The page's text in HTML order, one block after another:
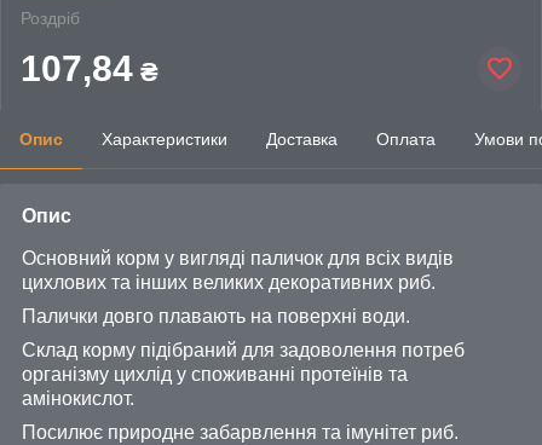
Роздріб
107,84 ₴
Опис Характеристики Доставка Оплата Умови
Опис
Основний корм у вигляді паличок для всіх видів
цихлових та інших великих декоративних риб.
Палички довго плавають на поверхні води.
Склад корму підібраний для задоволення потреб
організму цихлід у споживанні протеїнів та
амінокислот.
Посилює природне забарвлення та імунітет риб.